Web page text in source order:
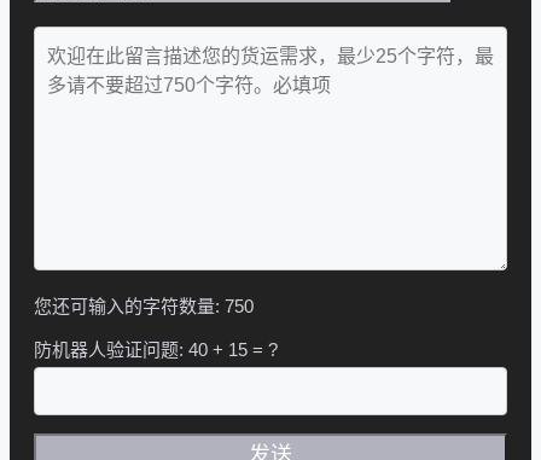
您还可输入的字符数量: 750
防机器人验证问题: 40 + 15 = ?